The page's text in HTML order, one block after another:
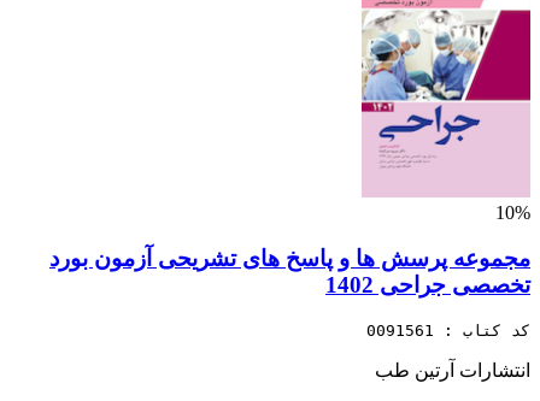
10%
مجموعه پرسش ها و پاسخ های تشریحی آزمون بورد
تخصصی جراحی 1402
کد کتاب : 0091561
انتشارات آرتین طب